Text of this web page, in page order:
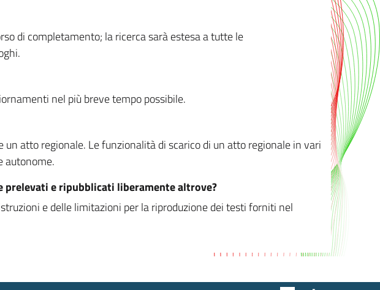
di completamento; la ricerca sarà estesa a tutte le
nel più breve tempo possibile.
atto regionale. Le funzionalità di scarico di un atto regionale in vari
autonome.
e ripubblicati liberamente altrove?
e delle limitazioni per la riproduzione dei testi forniti nel